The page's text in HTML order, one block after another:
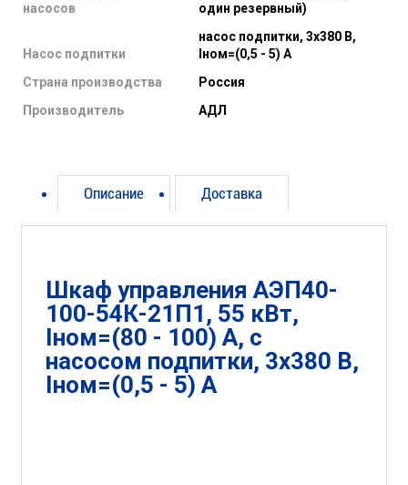
насосов
один резервный)
Насос подпитки
насос подпитки, 3х380 В,
Iном=(0,5 - 5) А
Страна производства
Россия
Производитель
АДЛ
Описание Доставка
Шкаф управления АЭП40-
100-54К-21П1, 55 кВт,
Iном=(80 - 100) А, с
насосом подпитки, 3х380 В,
Iном=(0,5 - 5) А